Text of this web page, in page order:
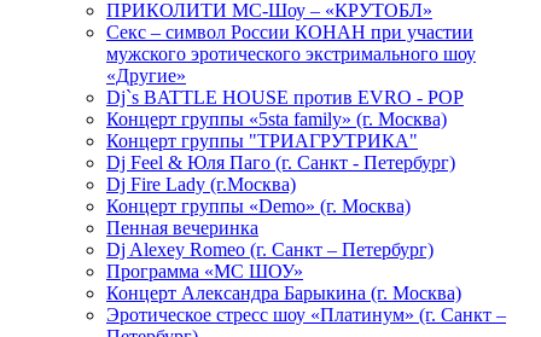
ПРИКОЛИТИ МС-Шоу – «КРУТОБЛ»
Секс – символ России КОНАН при участии
мужского эротического экстримального шоу
«Другие»
Dj`s BATTLE HOUSE против EVRO - POP
Концерт группы «5sta family» (г. Москва)
Концерт группы "ТРИАГРУТРИКА"
Dj Feel & Юля Паго (г. Санкт - Петербург)
Dj Fire Lady (г.Москва)
Концерт группы «Demo» (г. Москва)
Пенная вечеринка
Dj Alexey Romeo (г. Санкт – Петербург)
Программа «МС ШОУ»
Концерт Александра Барыкина (г. Москва)
Эротическое стресс шоу «Платинум» (г. Санкт –